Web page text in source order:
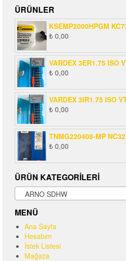
ÜRÜNLER
KSEMP2000HPGM
₺ 0,00
VARDEX 3ER1.75 ISO
₺ 0,00
VARDEX 3IR1.75 ISO
₺ 0,00
TNMG220408-MP
₺ 0,00
ÜRÜN KATEGORILERI
ARNO SDHW
MENÜ
Ana Sayfa
Hesabım
İstek Listesi
Mağaza